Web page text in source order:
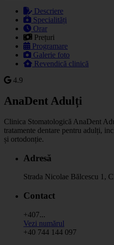
Descriere
Specialități
Orar
Prețuri
Programare
Galerie foto
Revendică clinică
4.9
AnaDent Adulți
Clinica Stomatologică AnaDent
tratamente dentare pentru adulți,
și ortodonție.
Adresă
Strada Nicolae Bălcescu 1,
Contact
+407...
Vezi numărul
+40 744 144 097